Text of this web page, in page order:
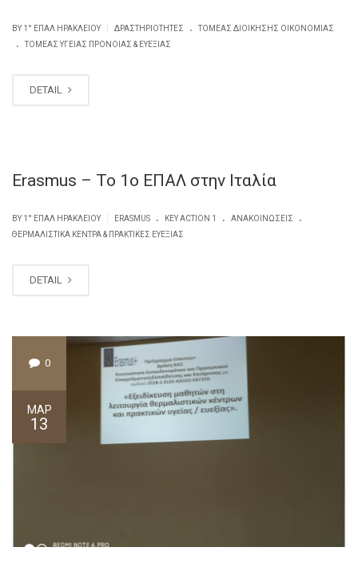
BY 1° ΕΠΑΛ ΗΡΑΚΛΕΊΟΥ ΔΡΑΣΤΗΡΙΌΤΗΤΕΣ . ΤΟΜΈΑΣ ΔΙΟΊΚΗΣΗΣ ΟΙΚΟΝΟΜΊΑΣ
. ΤΟΜΈΑΣ ΥΓΕΊΑΣ ΠΡΌΝΟΙΑΣ & ΕΥΕΞΊΑΣ
DETAIL
Erasmus – Το 1ο ΕΠΑΛ στην Ιταλία
BY 1° ΕΠΑΛ ΗΡΑΚΛΕΊΟΥ ERASMUS . KEY ACTION 1 . ΑΝΑΚΟΙΝΏΣΕΙΣ .
ΘΕΡΜΑΛΙΣΤΙΚΆ ΚΈΝΤΡΑ & ΠΡΑΚΤΙΚΈΣ ΕΥΕΞΊΑΣ
DETAIL
0
ΜΑΡ
13